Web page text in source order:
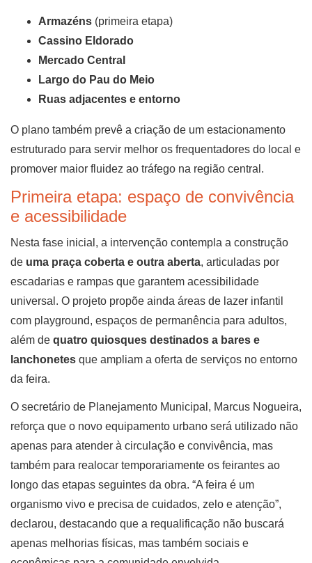
Armazéns (primeira etapa)
Cassino Eldorado
Mercado Central
Largo do Pau do Meio
Ruas adjacentes e entorno
O plano também prevê a criação de um estacionamento
estruturado para servir melhor os frequentadores do local e
promover maior fluidez ao tráfego na região central.
Primeira etapa: espaço de convivência
e acessibilidade
Nesta fase inicial, a intervenção contempla a construção
de uma praça coberta e outra aberta, articuladas por
escadarias e rampas que garantem acessibilidade
universal. O projeto propõe ainda áreas de lazer infantil
com playground, espaços de permanência para adultos,
além de quatro quiosques destinados a bares e
lanchonetes que ampliam a oferta de serviços no entorno
da feira.
O secretário de Planejamento Municipal, Marcus Nogueira,
reforça que o novo equipamento urbano será utilizado não
apenas para atender à circulação e convivência, mas
também para realocar temporariamente os feirantes ao
longo das etapas seguintes da obra. “A feira é um
organismo vivo e precisa de cuidados, zelo e atenção”,
declarou, destacando que a requalificação não buscará
apenas melhorias físicas, mas também sociais e